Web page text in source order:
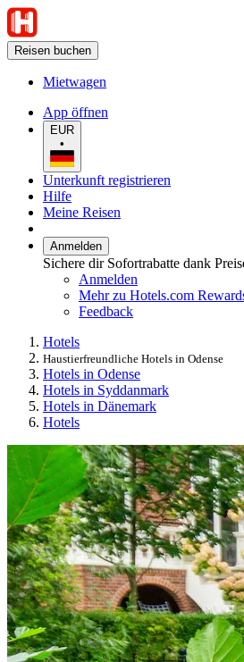
Reisen buchen
Mietwagen
App öffnen
EUR
•
Unterkunft registrieren
Hilfe
Meine Reisen
Anmelden
Sichere dir Sofortrabatte dank
Anmelden
Mehr zu Hotels.com
Feedback
Hotels
Haustierfreundliche Hotels in Odense
Hotels in Odense
Hotels in Syddanmark
Hotels in Dänemark
Hotels